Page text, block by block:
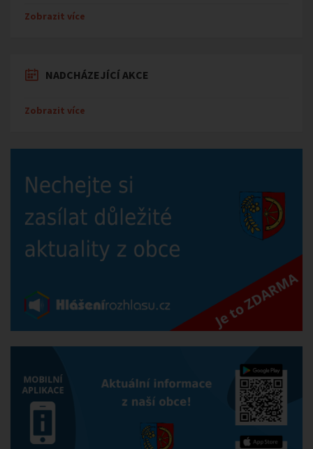
Zobrazit více
NADCHÁZEJÍCÍ AKCE
Zobrazit více